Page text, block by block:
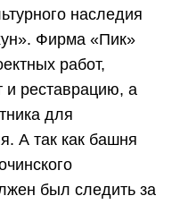
наследия
Фирма «Пик»
работ,
реставрацию, а
для
А так как башня
был следить за